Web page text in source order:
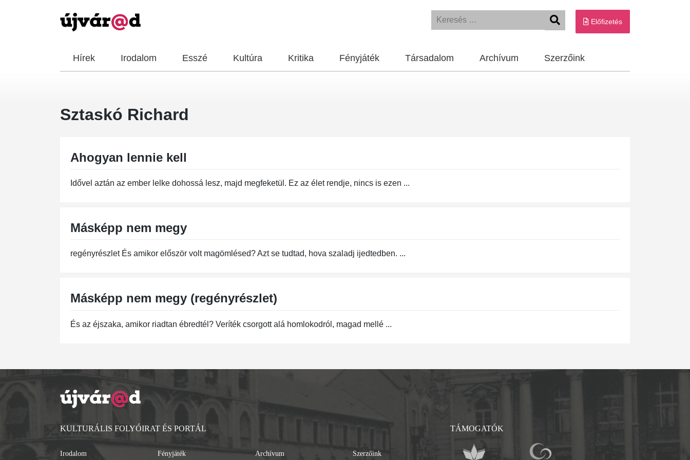
Előfizetés
Hírek Irodalom Esszé Kultúra Kritika Fényjáték Társadalom Archívum Szerzőink
Sztaskó Richard
Ahogyan lennie kell
Idővel aztán az ember lelke dohossá lesz, majd megfeketül. Ez az élet rendje, nincs is ezen ...
Másképp nem megy
regényrészlet És amikor először volt magömlésed? Azt se tudtad, hova szaladj ijedtedben. ...
Másképp nem megy (regényrészlet)
És az éjszaka, amikor riadtan ébredtél? Veríték csorgott alá homlokodról, magad mellé ...
KULTURÁLIS FOLYÓIRAT ÉS PORTÁL
Irodalom Fényjáték Archívum Szerzőink
TÁMOGATÓK